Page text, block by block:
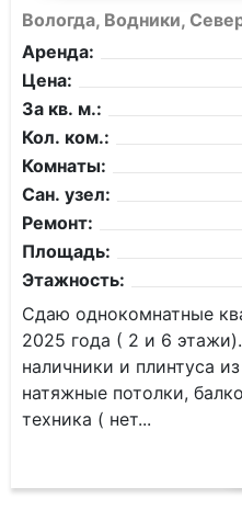
Вологда, Водники,
Аренда:
Цена:
За кв. м.:
Кол. ком.:
Комнаты:
Сан. узел:
Ремонт:
Площадь:
Этажность:
Сдаю однокомнатные
2025 года ( 2 и 6
наличники и плинтуса
натяжные потолки,
техника ( нет...